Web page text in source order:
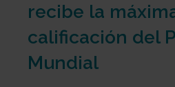
recibe la
calificación del
Mundial